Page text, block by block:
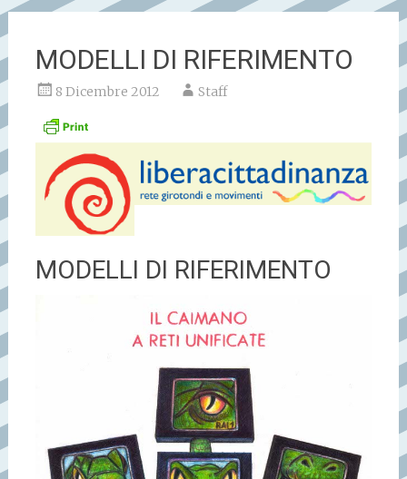
MODELLI DI RIFERIMENTO
8 Dicembre 2012 Staff
MODELLI DI RIFERIMENTO